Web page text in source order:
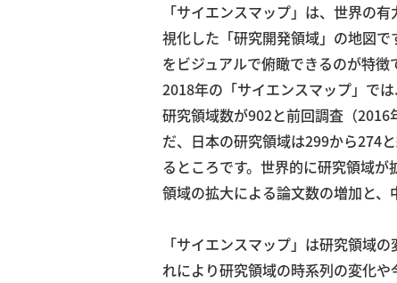
「サイエンスマップ」は、世界の
視化した「研究開発領域」の地図
をビジュアルで俯瞰できるのが特徴
2018年の「サイエンスマップ」で
研究領域数が902と前回調査（
だ、日本の研究領域は299から274
るところです。世界的に研究領域
領域の拡大による論文数の増加と、
「サイエンスマップ」は研究領域
れにより研究領域の時系列の変化